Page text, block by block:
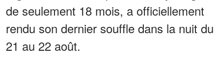
de seulement 18 mois, a officiellement
rendu son dernier souffle dans la nuit du
21 au 22 août.